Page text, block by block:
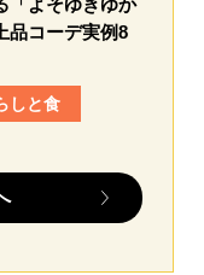
品コーデ実例8
しと食